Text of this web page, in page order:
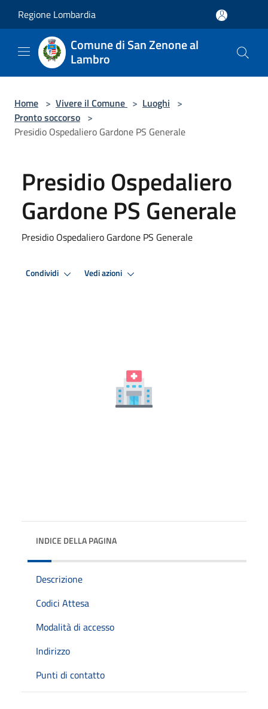
Regione Lombardia
Comune di San Zenone al
Lambro
Home > Vivere il Comune > Luoghi >
Pronto soccorso >
Presidio Ospedaliero Gardone PS Generale
Presidio Ospedaliero
Gardone PS Generale
Presidio Ospedaliero Gardone PS Generale
Condividi Vedi azioni
INDICE DELLA PAGINA
Descrizione
Codici Attesa
Modalità di accesso
Indirizzo
Punti di contatto